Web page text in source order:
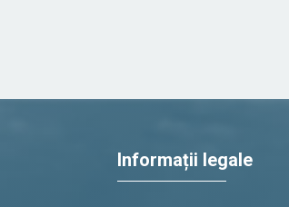
Informații legale